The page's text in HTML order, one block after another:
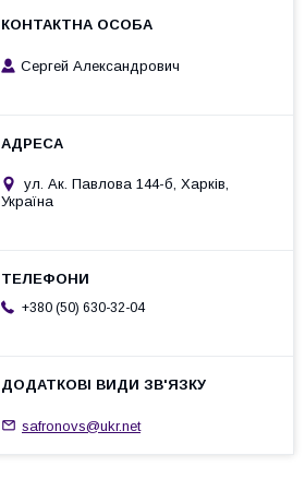
Сергей Александрович
ул. Ак. Павлова 144-б, Харків,
Україна
+380 (50) 630-32-04
safronovs@ukr.net